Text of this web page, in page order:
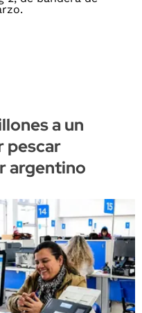
a un
pescar
argentino